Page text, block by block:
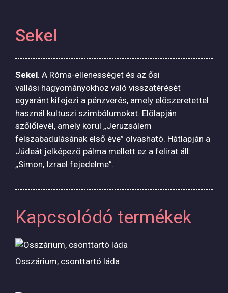
Sekel
Sekel. A Róma-ellenességet és az ősi
vallási hagyományokhoz való visszatérését
egyaránt kifejezi a pénzverés, amely előszeretettel
használ kultuszi szimbólumokat. Előlapján
szőlőlevél, amely körül „Jeruzsálem
felszabadulásának első éve” olvasható. Hátlapján a
Júdeát jelképező pálma mellett ez a felirat áll:
„Simon, Izrael fejedelme”.
Kapcsolódó termékek
Osszárium, csonttartó láda